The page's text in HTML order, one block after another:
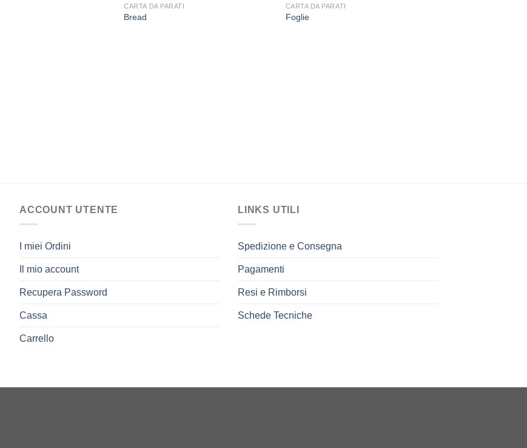
CARTA DA PARATI
Bread
CARTA DA PARATI
Foglie
ACCOUNT UTENTE
I miei Ordini
Il mio account
Recupera Password
Cassa
Carrello
LINKS UTILI
Spedizione e Consegna
Pagamenti
Resi e Rimborsi
Schede Tecniche